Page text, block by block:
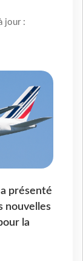
jour :
présenté
nouvelles
la